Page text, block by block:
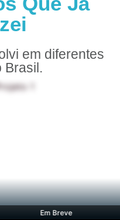
em diferentes
Brasil.
Em Breve